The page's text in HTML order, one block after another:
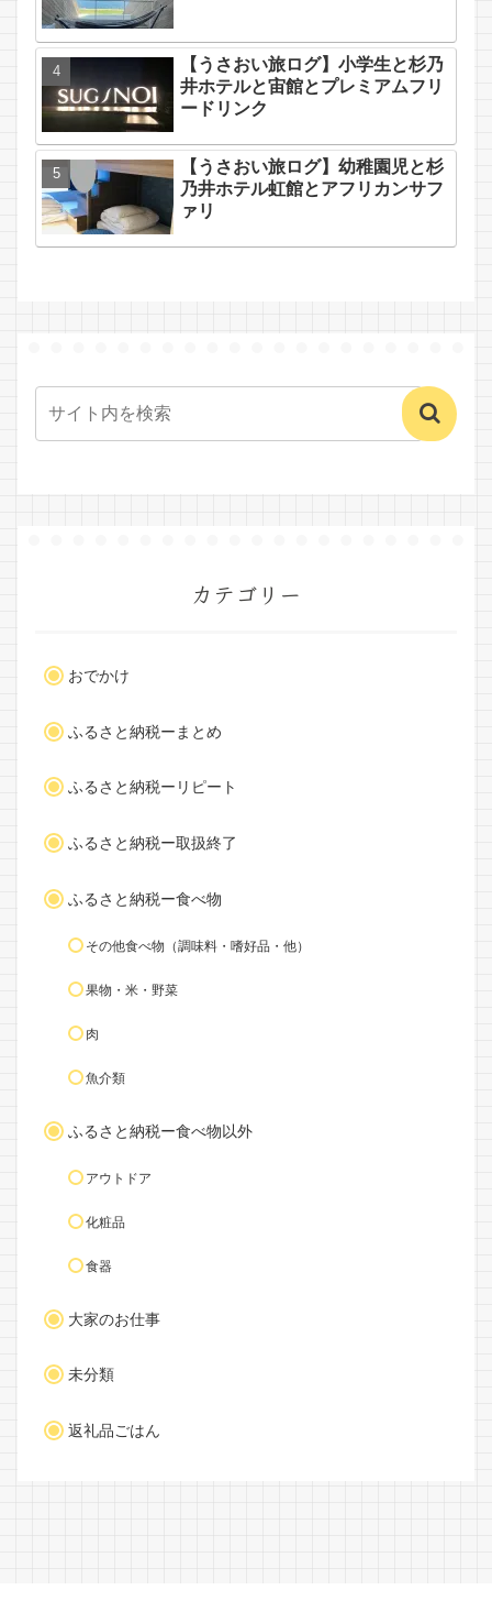
【うさおい旅ログ】小学生と杉乃
井ホテルと宙館とプレミアムフリ
ードリンク
【うさおい旅ログ】幼稚園児と杉
乃井ホテル虹館とアフリカンサフ
ァリ
カテゴリー
おでかけ
ふるさと納税ーまとめ
ふるさと納税ーリピート
ふるさと納税ー取扱終了
ふるさと納税ー食べ物
その他食べ物（調味料・嗜好品・他）
果物・米・野菜
肉
魚介類
ふるさと納税ー食べ物以外
アウトドア
化粧品
食器
大家のお仕事
未分類
返礼品ごはん